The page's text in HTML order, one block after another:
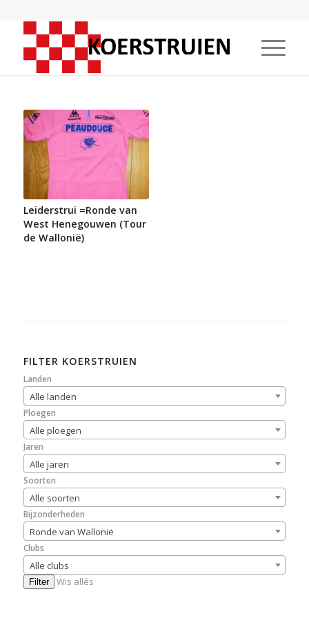
Leiderstrui =Ronde van
West Henegouwen (Tour
de Wallonië)
FILTER KOERSTRUIEN
Landen
Alle landen
Ploegen
Alle ploegen
Jaren
Alle jaren
Soorten
Alle soorten
Bijzonderheden
Ronde van Wallonië
Clubs
Alle clubs
Filter Wis allés